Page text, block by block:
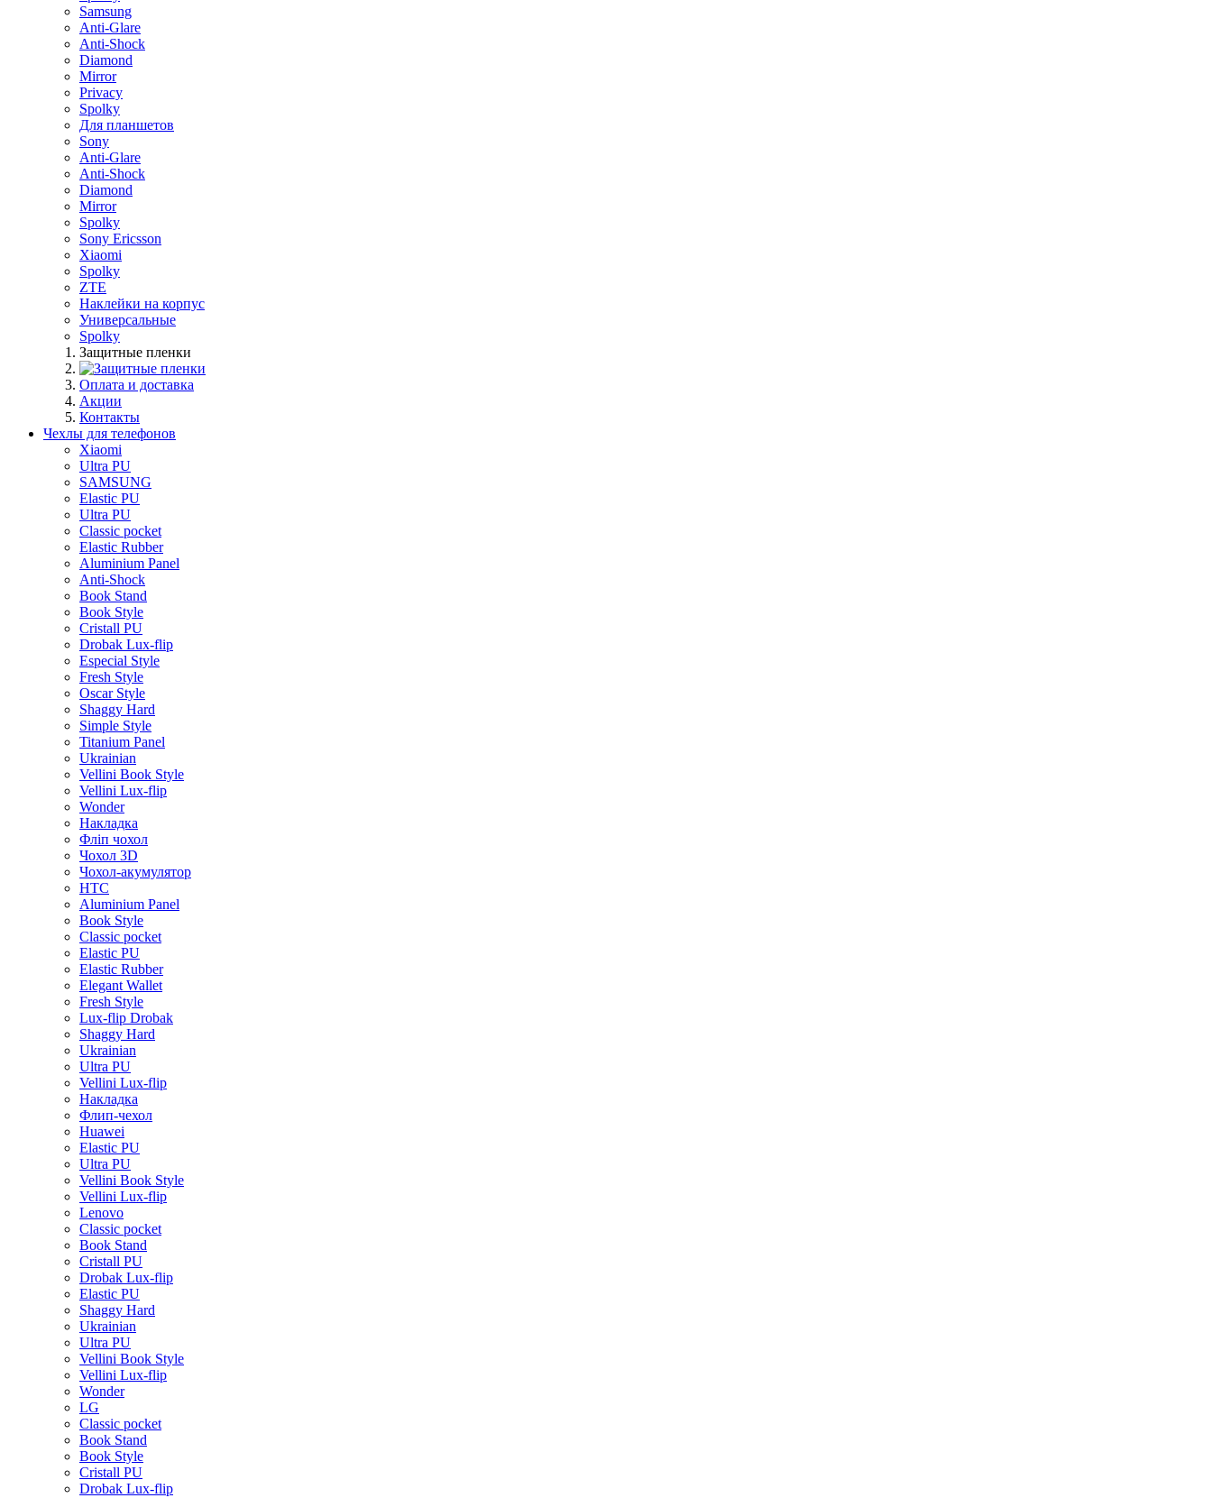
Samsung
Anti-Glare
Anti-Shock
Diamond
Mirror
Privacy
Spolky
Для планшетов
Sony
Anti-Glare
Anti-Shock
Diamond
Mirror
Spolky
Sony Ericsson
Xiaomi
Spolky
ZTE
Наклейки на корпус
Универсальные
Spolky
Защитные пленки
Оплата и доставка
Акции
Контакты
Чехлы для телефонов
Xiaomi
Ultra PU
SAMSUNG
Elastic PU
Ultra PU
Classic pocket
Elastic Rubber
Aluminium Panel
Anti-Shock
Book Stand
Book Style
Cristall PU
Drobak Lux-flip
Especial Style
Fresh Style
Oscar Style
Shaggy Hard
Simple Style
Titanium Panel
Ukrainian
Vellini Book Style
Vellini Lux-flip
Wonder
Накладка
Фліп чохол
Чохол 3D
Чохол-акумулятор
HTC
Aluminium Panel
Book Style
Classic pocket
Elastic PU
Elastic Rubber
Elegant Wallet
Fresh Style
Lux-flip Drobak
Shaggy Hard
Ukrainian
Ultra PU
Vellini Lux-flip
Накладка
Флип-чехол
Huawei
Elastic PU
Ultra PU
Vellini Book Style
Vellini Lux-flip
Lenovo
Classic pocket
Book Stand
Cristall PU
Drobak Lux-flip
Elastic PU
Shaggy Hard
Ukrainian
Ultra PU
Vellini Book Style
Vellini Lux-flip
Wonder
LG
Classic pocket
Book Stand
Book Style
Cristall PU
Drobak Lux-flip